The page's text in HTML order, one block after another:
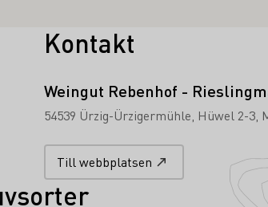
Kontakt
Weingut Rebenhof -
54539 Ürzig-Ürzigermühle Hüwel 2-3
Till webbplatsen